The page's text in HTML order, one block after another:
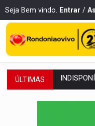
Seja Bem vindo. Entrar /
ÚLTIMAS
URGENTE: